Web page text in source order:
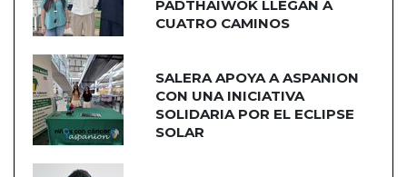
PADTHAIWOK LLEGAN A
CUATRO CAMINOS
SALERA APOYA A ASPANION
CON UNA INICIATIVA
SOLIDARIA POR EL ECLIPSE
SOLAR